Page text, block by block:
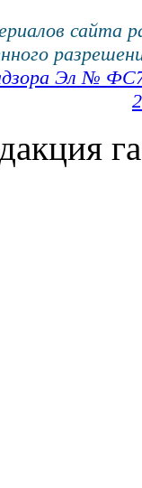
сайта
Эл №